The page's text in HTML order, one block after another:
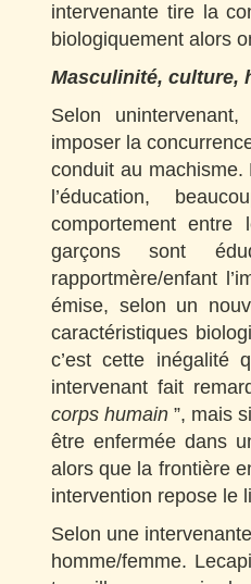
intervenante tire la
biologiquement alors
Masculinité, culture,
Selon
imposer la
conduit au machisme.
l’éducation,
comportement
garçons sont
rapportmère/enfant
émise, selon un
caractéristiques
c’est cette inégalité
intervenant fait
corps humain ”, mais
être enfermée dans
alors que la frontière
intervention repose le
Selon une
homme/femme.